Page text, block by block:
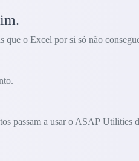
o Excel por si só não
passam a usar o ASAP Utilities